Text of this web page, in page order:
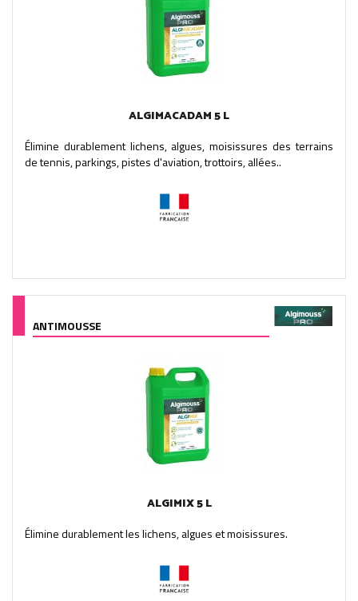
ALGIMACADAM 5 L
Élimine durablement lichens, algues, moisissures des terrains
de tennis, parkings, pistes d'aviation, trottoirs, allées..
ANTIMOUSSE
ALGIMIX 5 L
Élimine durablement les lichens, algues et moisissures.